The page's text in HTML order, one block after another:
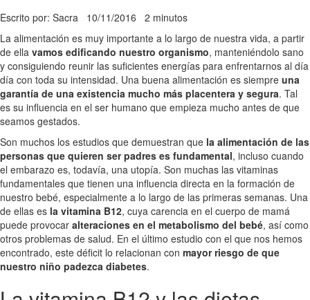
Escrito por: Sacra 10/11/2016 2 minutos
La alimentación es muy importante a lo largo de nuestra vida, a partir
de ella vamos edificando nuestro organismo, manteniéndolo sano
y consiguiendo reunir las suficientes energías para enfrentarnos al día
día con toda su intensidad. Una buena alimentación es siempre una
garantía de una existencia mucho más placentera y segura. Tal
es su influencia en el ser humano que empieza mucho antes de que
seamos gestados.
Son muchos los estudios que demuestran que la alimentación de las
personas que quieren ser padres es fundamental, incluso cuando
el embarazo es, todavía, una utopía. Son muchas las vitaminas
fundamentales que tienen una influencia directa en la formación de
nuestro bebé, especialmente a lo largo de las primeras semanas. Una
de ellas es la vitamina B12, cuya carencia en el cuerpo de mamá
puede provocar alteraciones en el metabolismo del bebé, así como
otros problemas de salud. En el último estudio con el que nos hemos
encontrado, este déficit lo relacionan con mayor riesgo de que
nuestro niño padezca diabetes.